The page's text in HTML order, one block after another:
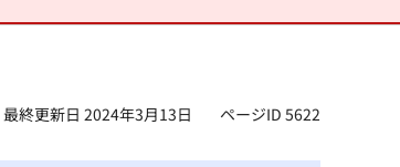
最終更新日 2024年3月13日 ページID 5622